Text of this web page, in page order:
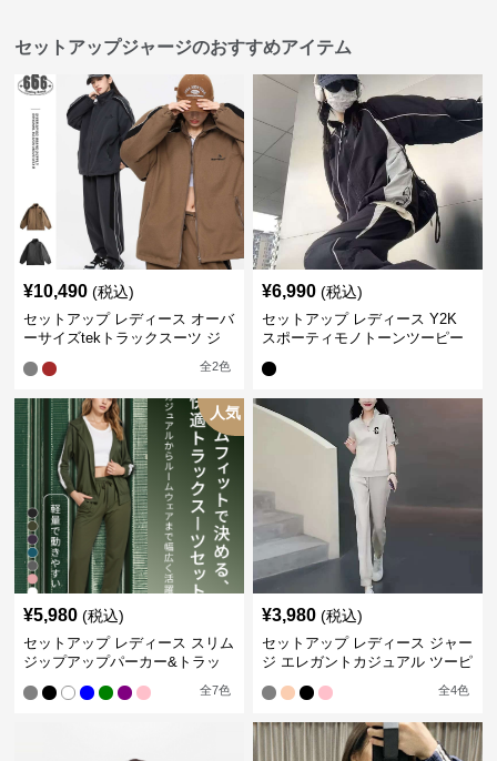
セットアップジャージのおすすめアイテム
¥10,490 (税込)
セットアップ レディース オーバ
ーサイズtekトラックスーツ ジ
全2色
¥6,990 (税込)
セットアップ レディース Y2K
スポーティモノトーンツーピー
人気
¥5,980 (税込)
セットアップ レディース スリム
ジップアップパーカー&トラッ
全7色
¥3,980 (税込)
セットアップ レディース ジャー
ジ エレガントカジュアル ツーピ
全4色